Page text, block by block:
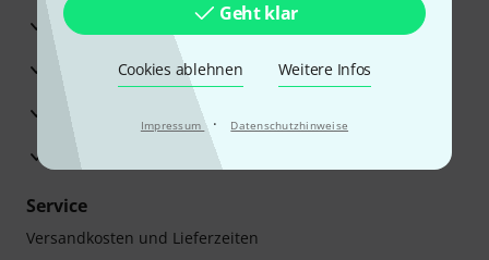
Geht klar
Cookies ablehnen Weitere Infos
Impressum · Datenschutzhinweise
Reparaturservice
Beratung durch Fachexperten
Zufriedenheitsgarantie
Europas größtes Versandlager
Service
Versandkosten und Lieferzeiten